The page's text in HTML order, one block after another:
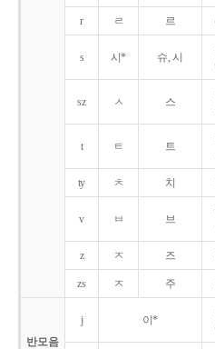
r ㄹ 르
s 시* 슈, 시
sz ㅅ 스
t ㅌ 트
ty ㅊ 치
v ㅂ 브
z ㅈ 즈
zs ㅈ 주
반모음
j 이*